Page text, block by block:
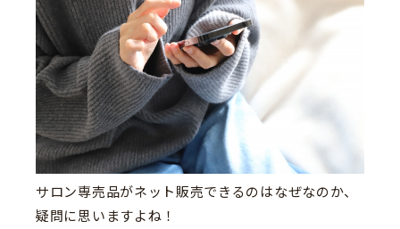
サロン専売品がネット販売できるのはなぜなのか、
疑問に思いますよね！